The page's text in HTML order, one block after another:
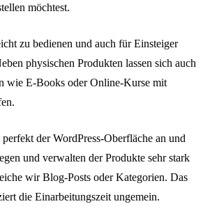
möchtest.
zu bedienen und auch für Einsteiger
physischen Produkten lassen sich auch
wie E-Books oder Online-Kurse mit
der WordPress-Oberfläche an und
und verwalten der Produkte sehr stark
wir Blog-Posts oder Kategorien. Das
die Einarbeitungszeit ungemein.